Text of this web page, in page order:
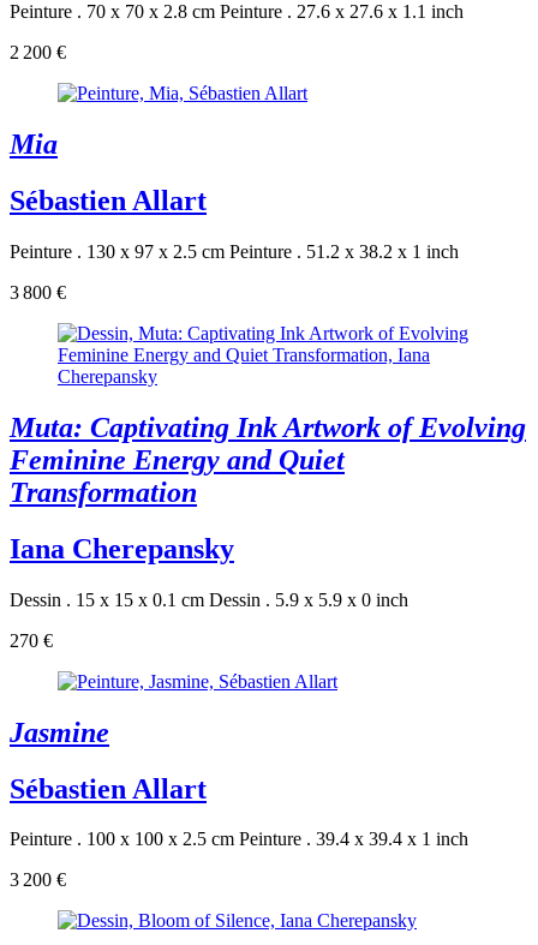
Peinture . 70 x 70 x 2.8 cm Peinture . 27.6 x 27.6 x 1.1 inch
2 200 €
Mia
Sébastien Allart
Peinture . 130 x 97 x 2.5 cm Peinture . 51.2 x 38.2 x 1 inch
3 800 €
Muta: Captivating Ink Artwork of Evolving
Feminine Energy and Quiet
Transformation
Iana Cherepansky
Dessin . 15 x 15 x 0.1 cm Dessin . 5.9 x 5.9 x 0 inch
270 €
Jasmine
Sébastien Allart
Peinture . 100 x 100 x 2.5 cm Peinture . 39.4 x 39.4 x 1 inch
3 200 €